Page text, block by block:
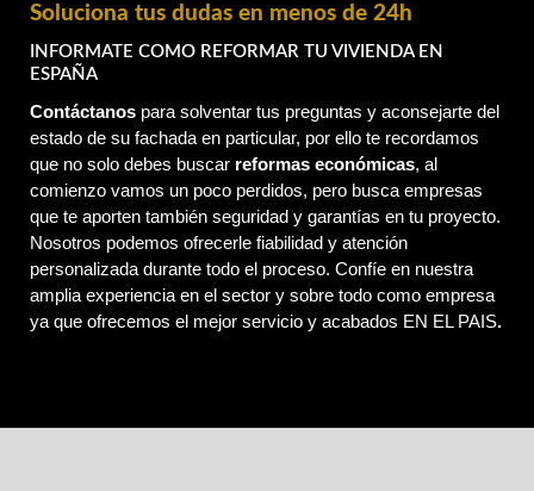
Soluciona tus dudas en menos de 24h
INFORMATE COMO REFORMAR TU VIVIENDA EN
ESPAÑA
Contáctanos para solventar tus preguntas y aconsejarte del
estado de su fachada en particular, por ello te recordamos
que no solo debes buscar reformas económicas, al
comienzo vamos un poco perdidos, pero busca empresas
que te aporten también seguridad y garantías en tu proyecto.
Nosotros podemos ofrecerle fiabilidad y atención
personalizada durante todo el proceso. Confíe en nuestra
amplia experiencia en el sector y sobre todo como empresa
ya que ofrecemos el mejor servicio y acabados EN EL PAIS.